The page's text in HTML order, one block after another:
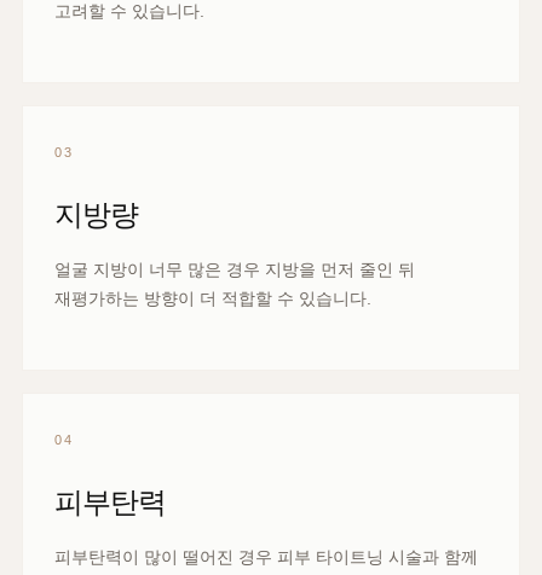
고려할 수 있습니다.
03
지방량
얼굴 지방이 너무 많은 경우 지방을 먼저 줄인 뒤
재평가하는 방향이 더 적합할 수 있습니다.
04
피부탄력
피부탄력이 많이 떨어진 경우 피부 타이트닝 시술과 함께